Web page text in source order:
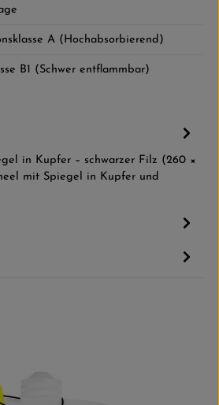
A (Hochabsorbierend)
B1 (Schwer entflammbar)
in Kupfer – schwarzer Filz (260 ×
mit Spiegel in Kupfer und